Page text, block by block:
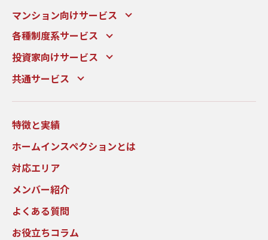
マンション向けサービス
各種制度系サービス
投資家向けサービス
共通サービス
特徴と実績
ホームインスペクションとは
対応エリア
メンバー紹介
よくある質問
お役立ちコラム